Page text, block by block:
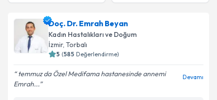
Doç. Dr. Emrah Beyan
Kadın Hastalıkları ve Doğum
İzmir, Torbalı
5 (585 Değerlendirme)
temmuz da Özel Medifama hastanesinde annemi
Emrah...
Devamı